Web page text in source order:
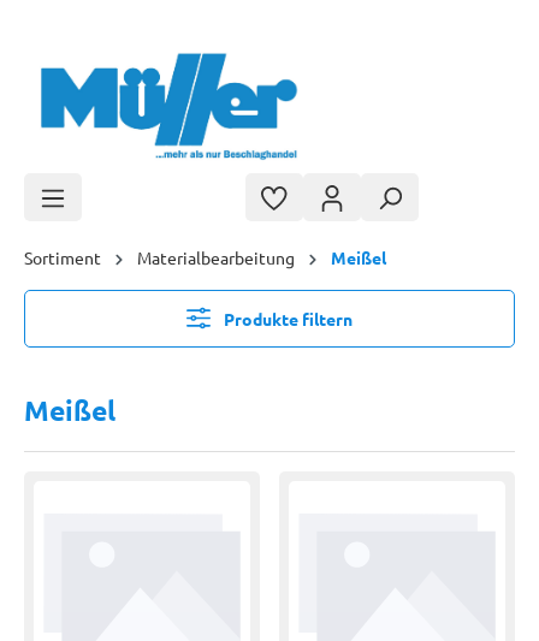
Sortiment Materialbearbeitung Meißel
Produkte filtern
Meißel